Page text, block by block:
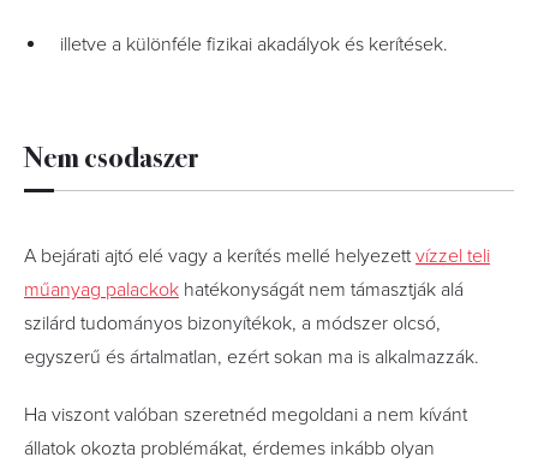
illetve a különféle fizikai akadályok és kerítések.
Nem csodaszer
A bejárati ajtó elé vagy a kerítés mellé helyezettvízzel teli
műanyag palackok hatékonyságát nem támasztják alá
szilárd tudományos bizonyítékok, a módszer olcsó,
egyszerű és ártalmatlan, ezért sokan ma is alkalmazzák.
Ha viszont valóban szeretnéd megoldani a nem kívánt
állatok okozta problémákat, érdemes inkább olyan